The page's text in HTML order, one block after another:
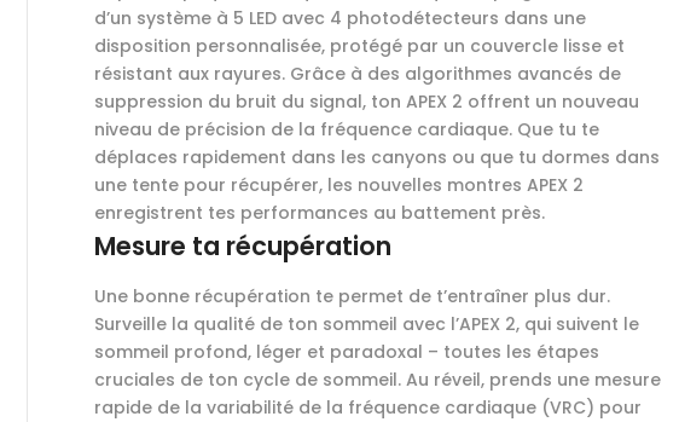
d’un système à 5 LED avec 4 photodétecteurs dans une
disposition personnalisée, protégé par un couvercle lisse et
résistant aux rayures. Grâce à des algorithmes avancés de
suppression du bruit du signal, ton APEX 2 offrent un nouveau
niveau de précision de la fréquence cardiaque. Que tu te
déplaces rapidement dans les canyons ou que tu dormes dans
une tente pour récupérer, les nouvelles montres APEX 2
enregistrent tes performances au battement près.
Mesure ta récupération
Une bonne récupération te permet de t’entraîner plus dur.
Surveille la qualité de ton sommeil avec l’APEX 2, qui suivent le
sommeil profond, léger et paradoxal – toutes les étapes
cruciales de ton cycle de sommeil. Au réveil, prends une mesure
rapide de la variabilité de la fréquence cardiaque (VRC) pour